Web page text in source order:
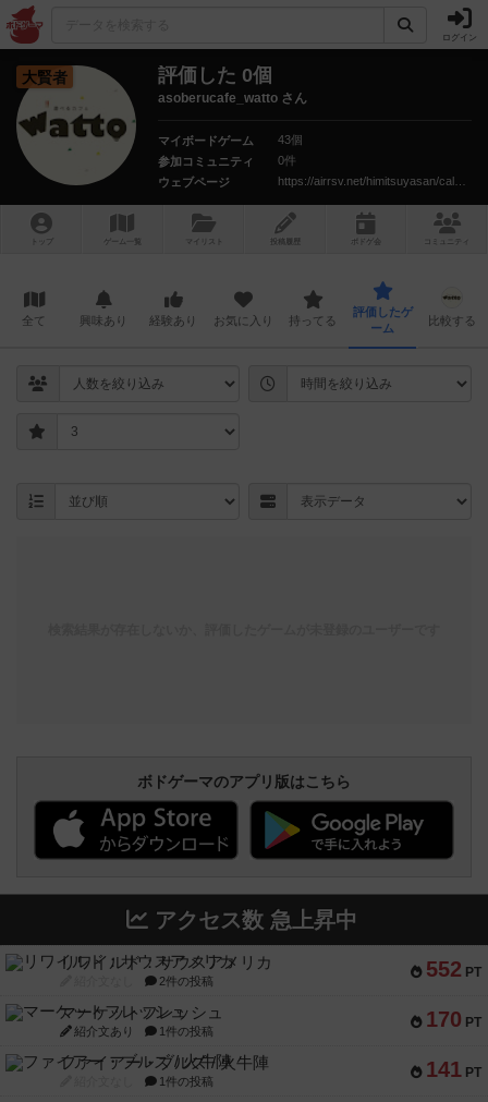
ログイン
大賢者 評価した 0個
asoberucafe_watto さん
マイボードゲーム
43個
参加コミュニティ
0件
ウェブページ
トップ ゲーム一覧 マイリスト 投稿履歴 ボ ドゲ コミュニティ
全て 興味あり 経験あり お気に入り 持ってる
評価したゲ
ーム
比較する
ボドゲーマのアプリ版はこちら
アクセス数 急上昇中
552 PT
リワイルド：サウスアメリカ
2件の投稿
170 PT
マーケットフレッシュ
紹介文あり 1件の投稿
141 PT
ファイアー・ブルズ / 火牛陣
1件の投稿